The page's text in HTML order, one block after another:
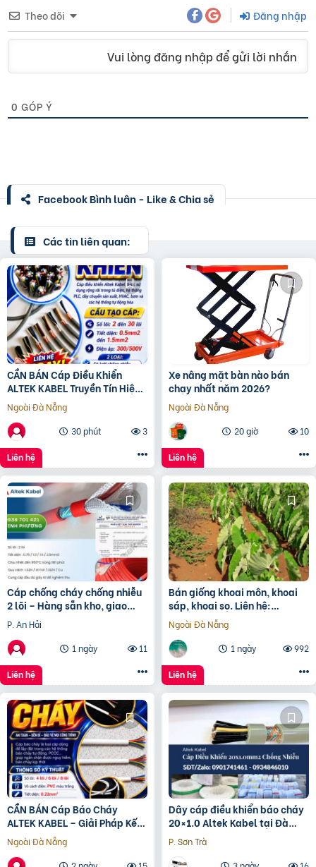
Theo dõi Đăng nhập
Vui lòng đăng nhập để gửi lời nhắn
0 GÓP Ý
Facebook Bình luận - Like & Chia sẻ
Các tin liên quan:
CẦN BÁN Cáp Điều Khiển
ALTEK KABEL Truyền Tín Hiệu
Tốt
Ngoài Đà Nẵng
30 phút
3
Liên hệ
Xe nâng mặt bàn nào bán
chạy nhất năm 2026?
Ngoài Đà Nẵng
20 giờ
10
Liên hệ
Cáp chống cháy chống nhiễu
2 lõi – Hàng sẵn kho, giao
nhanh toàn quốc Đà Nẵng, HN
P. An Hải
1 ngày
11
Liên hệ
Bán giống khoai môn, khoai
sáp, khoai sọ. Liên hệ:
0937392133 Ms.Hằng
Ngoài Đà Nẵng
1 ngày
992
Liên hệ
CẦN BÁN Cáp Báo Cháy
ALTEK KABEL – Giải Pháp Kết
Nối An Toàn Cho Hệ Thống
Báo Cháy
Ngoài Đà Nẵng
Dây cáp điều khiển báo cháy
20×1.0 Altek Kabel tại Đà
Nẵng
P. Sơn Trà